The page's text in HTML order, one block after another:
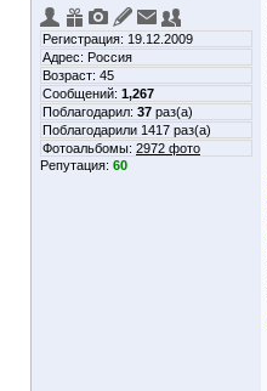
Регистрация: 19.12.2009
Адрес: Россия
Возраст: 45
Сообщений: 1,267
Поблагодарил: 37 раз(а)
Поблагодарили 1417 раз(а)
Фотоальбомы: 2972 фото
Репутация: 60